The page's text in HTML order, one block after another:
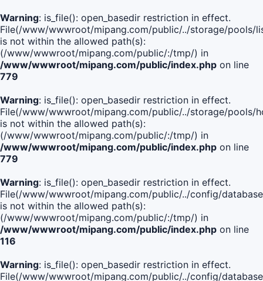
Warning: is_file(): open_basedir restriction in effect.
File(/www/wwwroot/mipang.com/public/../storage/pools/
is not within the allowed path(s):
(/www/wwwroot/mipang.com/public/:/tmp/) in
/www/wwwroot/mipang.com/public/index.php on line
779
Warning: is_file(): open_basedir restriction in effect.
File(/www/wwwroot/mipang.com/public/../storage/pools/
is not within the allowed path(s):
(/www/wwwroot/mipang.com/public/:/tmp/) in
/www/wwwroot/mipang.com/public/index.php on line
779
Warning: is_file(): open_basedir restriction in effect.
File(/www/wwwroot/mipang.com/public/../config/
is not within the allowed path(s):
(/www/wwwroot/mipang.com/public/:/tmp/) in
/www/wwwroot/mipang.com/public/index.php on line
116
Warning: is_file(): open_basedir restriction in effect.
File(/www/wwwroot/mipang.com/public/../config/